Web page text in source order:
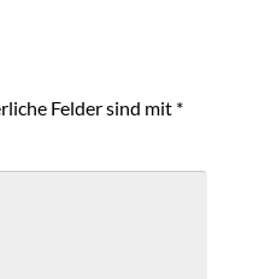
Felder sind mit *